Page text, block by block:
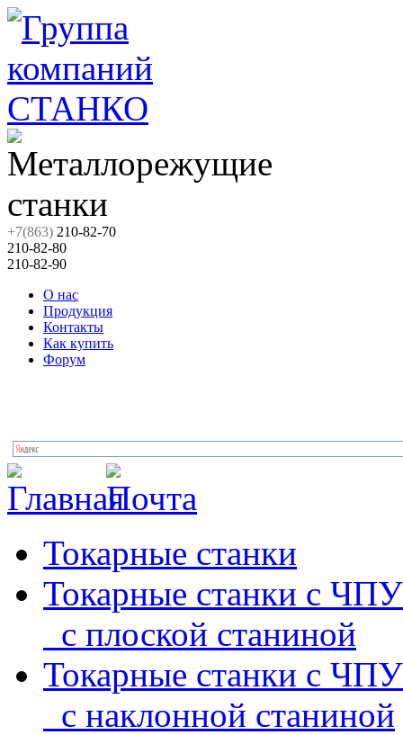
+7(863) 210-82-70
210-82-80
210-82-90
О нас
Продукция
Контакты
Как купить
Форум
Токарные станки
Токарные станки с ЧПУ
с плоской станиной
Токарные станки с ЧПУ
с наклонной станиной